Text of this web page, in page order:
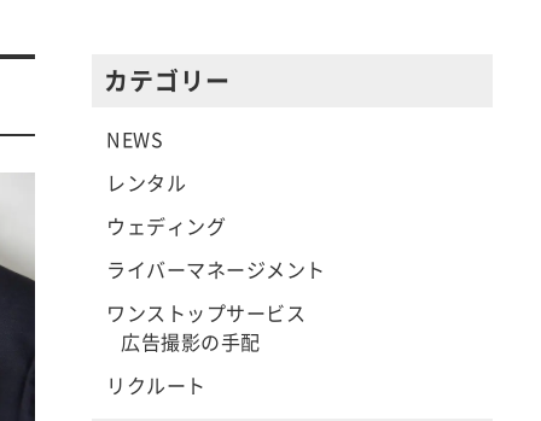
カテゴリー
NEWS
レンタル
ウェディング
ライバーマネージメント
ワンストップサービス
広告撮影の手配
リクルート